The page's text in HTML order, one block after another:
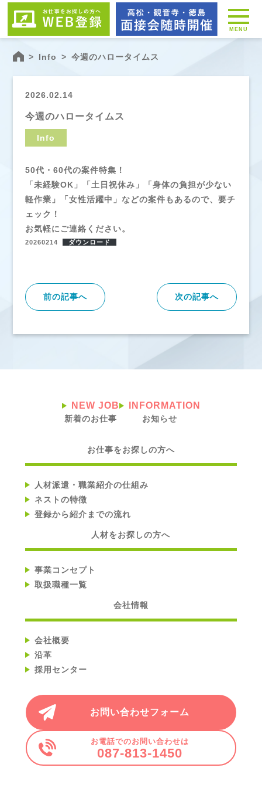
MENU
> Info > 今週のハロータイムス
2026.02.14
今週のハロータイムス
Info
50代・60代の案件特集！
「未経験OK」「土日祝休み」「身体の負担が少ない
軽作業」「女性活躍中」などの案件もあるので、要チ
ェック！
お気軽にご連絡ください。
20260214 ダウンロード
前の記事へ 次の記事へ
NEW JOB
新着のお仕事
INFORMATION
お知らせ
お仕事をお探しの方へ
人材派遣・職業紹介の仕組み
ネストの特徴
登録から紹介までの流れ
人材をお探しの方へ
事業コンセプト
取扱職種一覧
会社情報
会社概要
沿革
採用センター
お問い合わせフォーム
お電話でのお問い合わせは
087-813-1450